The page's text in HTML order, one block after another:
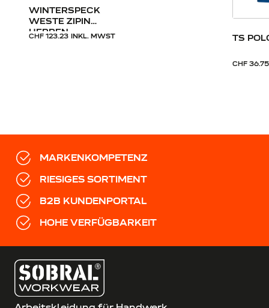
WINTERSPECK
WESTE ZIPIN
HERREN
CHF 123.23 INKL. MWST TS
CHF 36.75
MARKENKOMPETENZ
RIESIGES SORTIMENT
B2B KUNDENPORTAL
HOHE VERFÜGBARKEIT